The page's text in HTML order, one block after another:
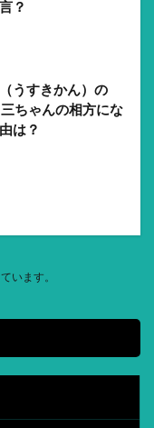
？
うすきかん）の
ちゃんの相方にな
は？
います。